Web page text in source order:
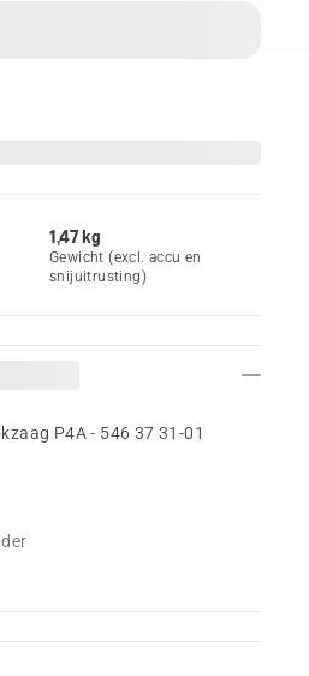
1,47 kg
Gewicht (excl. accu en
snijuitrusting)
P4A - 546 37 31‑01